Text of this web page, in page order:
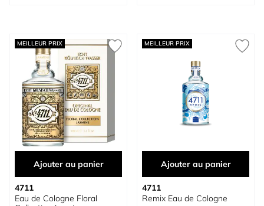
MEILLEUR PRIX
Ajouter au panier
4711
Eau de Cologne Floral
MEILLEUR PRIX
Ajouter au panier
4711
Remix Eau de Cologne